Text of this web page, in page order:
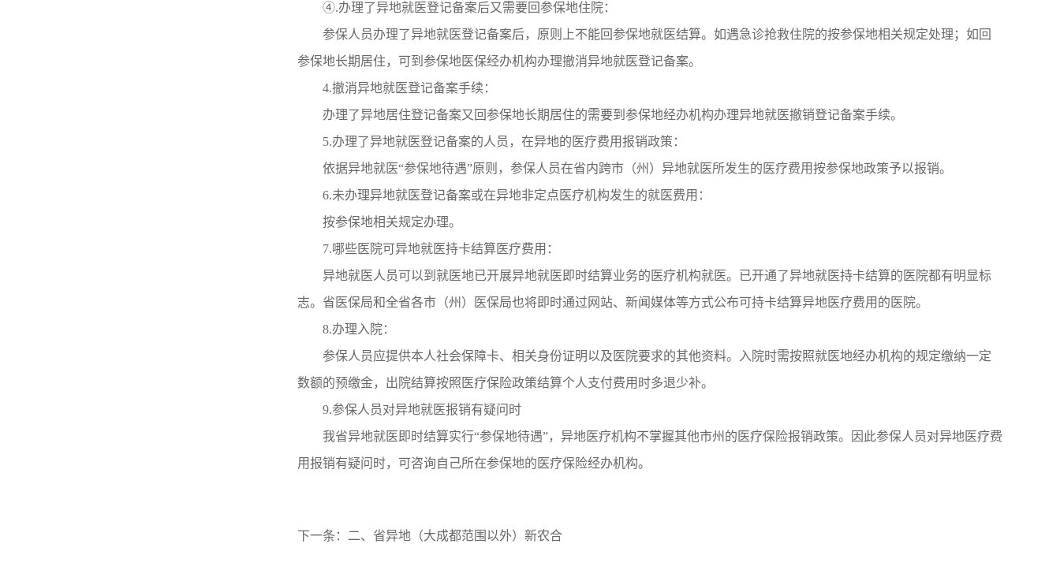
④.办理了异地就医登记备案后又需要回参保地住院：
参保人员办理了异地就医登记备案后，原则上不能回参保地就医结算。如遇急诊抢救住院的按参保地相关规定处理；如回
参保地长期居住，可到参保地医保经办机构办理撤消异地就医登记备案。
4.撤消异地就医登记备案手续：
办理了异地居住登记备案又回参保地长期居住的需要到参保地经办机构办理异地就医撤销登记备案手续。
5.办理了异地就医登记备案的人员，在异地的医疗费用报销政策：
依据异地就医“参保地待遇”原则，参保人员在省内跨市（州）异地就医所发生的医疗费用按参保地政策予以报销。
6.未办理异地就医登记备案或在异地非定点医疗机构发生的就医费用：
按参保地相关规定办理。
7.哪些医院可异地就医持卡结算医疗费用：
异地就医人员可以到就医地已开展异地就医即时结算业务的医疗机构就医。已开通了异地就医持卡结算的医院都有明显标
志。省医保局和全省各市（州）医保局也将即时通过网站、新闻媒体等方式公布可持卡结算异地医疗费用的医院。
8.办理入院：
参保人员应提供本人社会保障卡、相关身份证明以及医院要求的其他资料。入院时需按照就医地经办机构的规定缴纳一定
数额的预缴金，出院结算按照医疗保险政策结算个人支付费用时多退少补。
9.参保人员对异地就医报销有疑问时
我省异地就医即时结算实行“参保地待遇”，异地医疗机构不掌握其他市州的医疗保险报销政策。因此参保人员对异地医疗费
用报销有疑问时，可咨询自己所在参保地的医疗保险经办机构。
下一条： 二、省异地（大成都范围以外）新农合